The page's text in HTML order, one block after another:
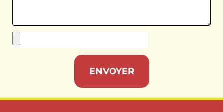
ENVOYER